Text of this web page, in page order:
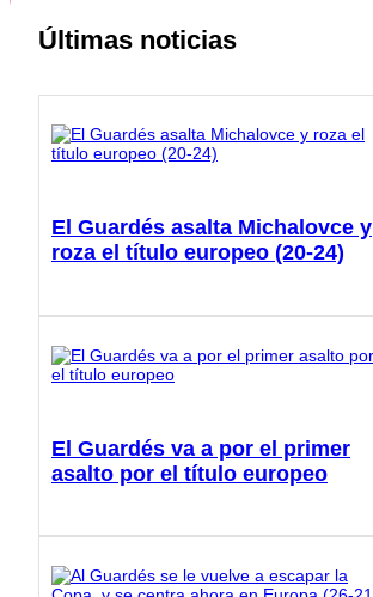
Últimas noticias
El Guardés asalta Michalovce y
roza el título europeo (20-24)
El Guardés va a por el primer
asalto por el título europeo